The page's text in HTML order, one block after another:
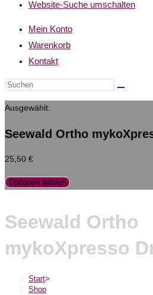
Website-Suche umschalten
Mein Konto
Warenkorb
Kontakt
Ausgewählt:
Seewald Ortho
25,50 €
Optionen wählen
Seewald Ortho
mykoXpresso
Start>
Shop